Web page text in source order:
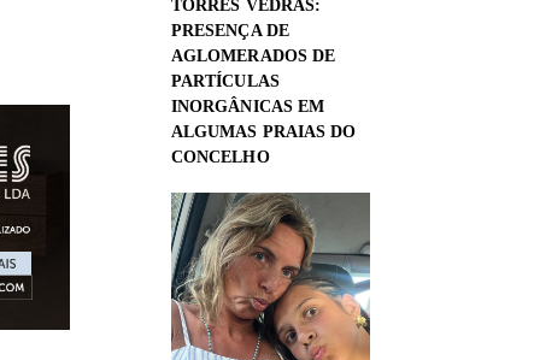
TORRES VEDRAS:
PRESENÇA DE
AGLOMERADOS DE
PARTÍCULAS
INORGÂNICAS EM
ALGUMAS PRAIAS DO
CONCELHO